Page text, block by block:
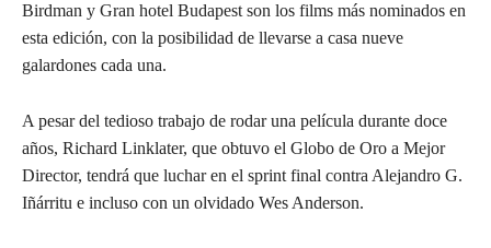
Birdman y Gran hotel Budapest son los films más nominados en
esta edición, con la posibilidad de llevarse a casa nueve
galardones cada una.
A pesar del tedioso trabajo de rodar una película durante doce
años, Richard Linklater, que obtuvo el Globo de Oro a Mejor
Director, tendrá que luchar en el sprint final contra Alejandro G.
Iñárritu e incluso con un olvidado Wes Anderson.